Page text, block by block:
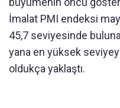
İmalat PMI endeksi
45,7 seviyesinde
yana en yüksek
oldukça yaklaştı.